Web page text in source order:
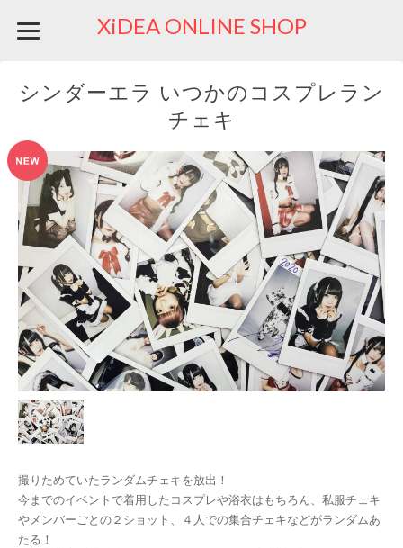
XiDEA ONLINE SHOP
シンダーエラ いつかのコスプレラン
チェキ
撮りためていたランダムチェキを放出！
今までのイベントで着用したコスプレや浴衣はもちろん、私服チェキ
やメンバーごとの２ショット、４人での集合チェキなどがランダムあ
たる！